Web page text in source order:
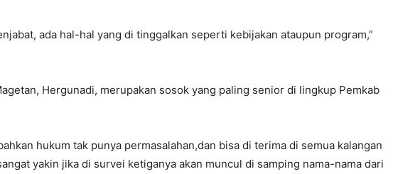
ada hal-hal yang di tinggalkan seperti kebijakan ataupun program,”
Hergunadi, merupakan sosok yang paling senior di lingkup Pemkab
hukum tak punya permasalahan,dan bisa di terima di semua kalangan
yakin jika di survei ketiganya akan muncul di samping nama-nama dari